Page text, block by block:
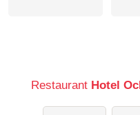
Restaurant Hotel